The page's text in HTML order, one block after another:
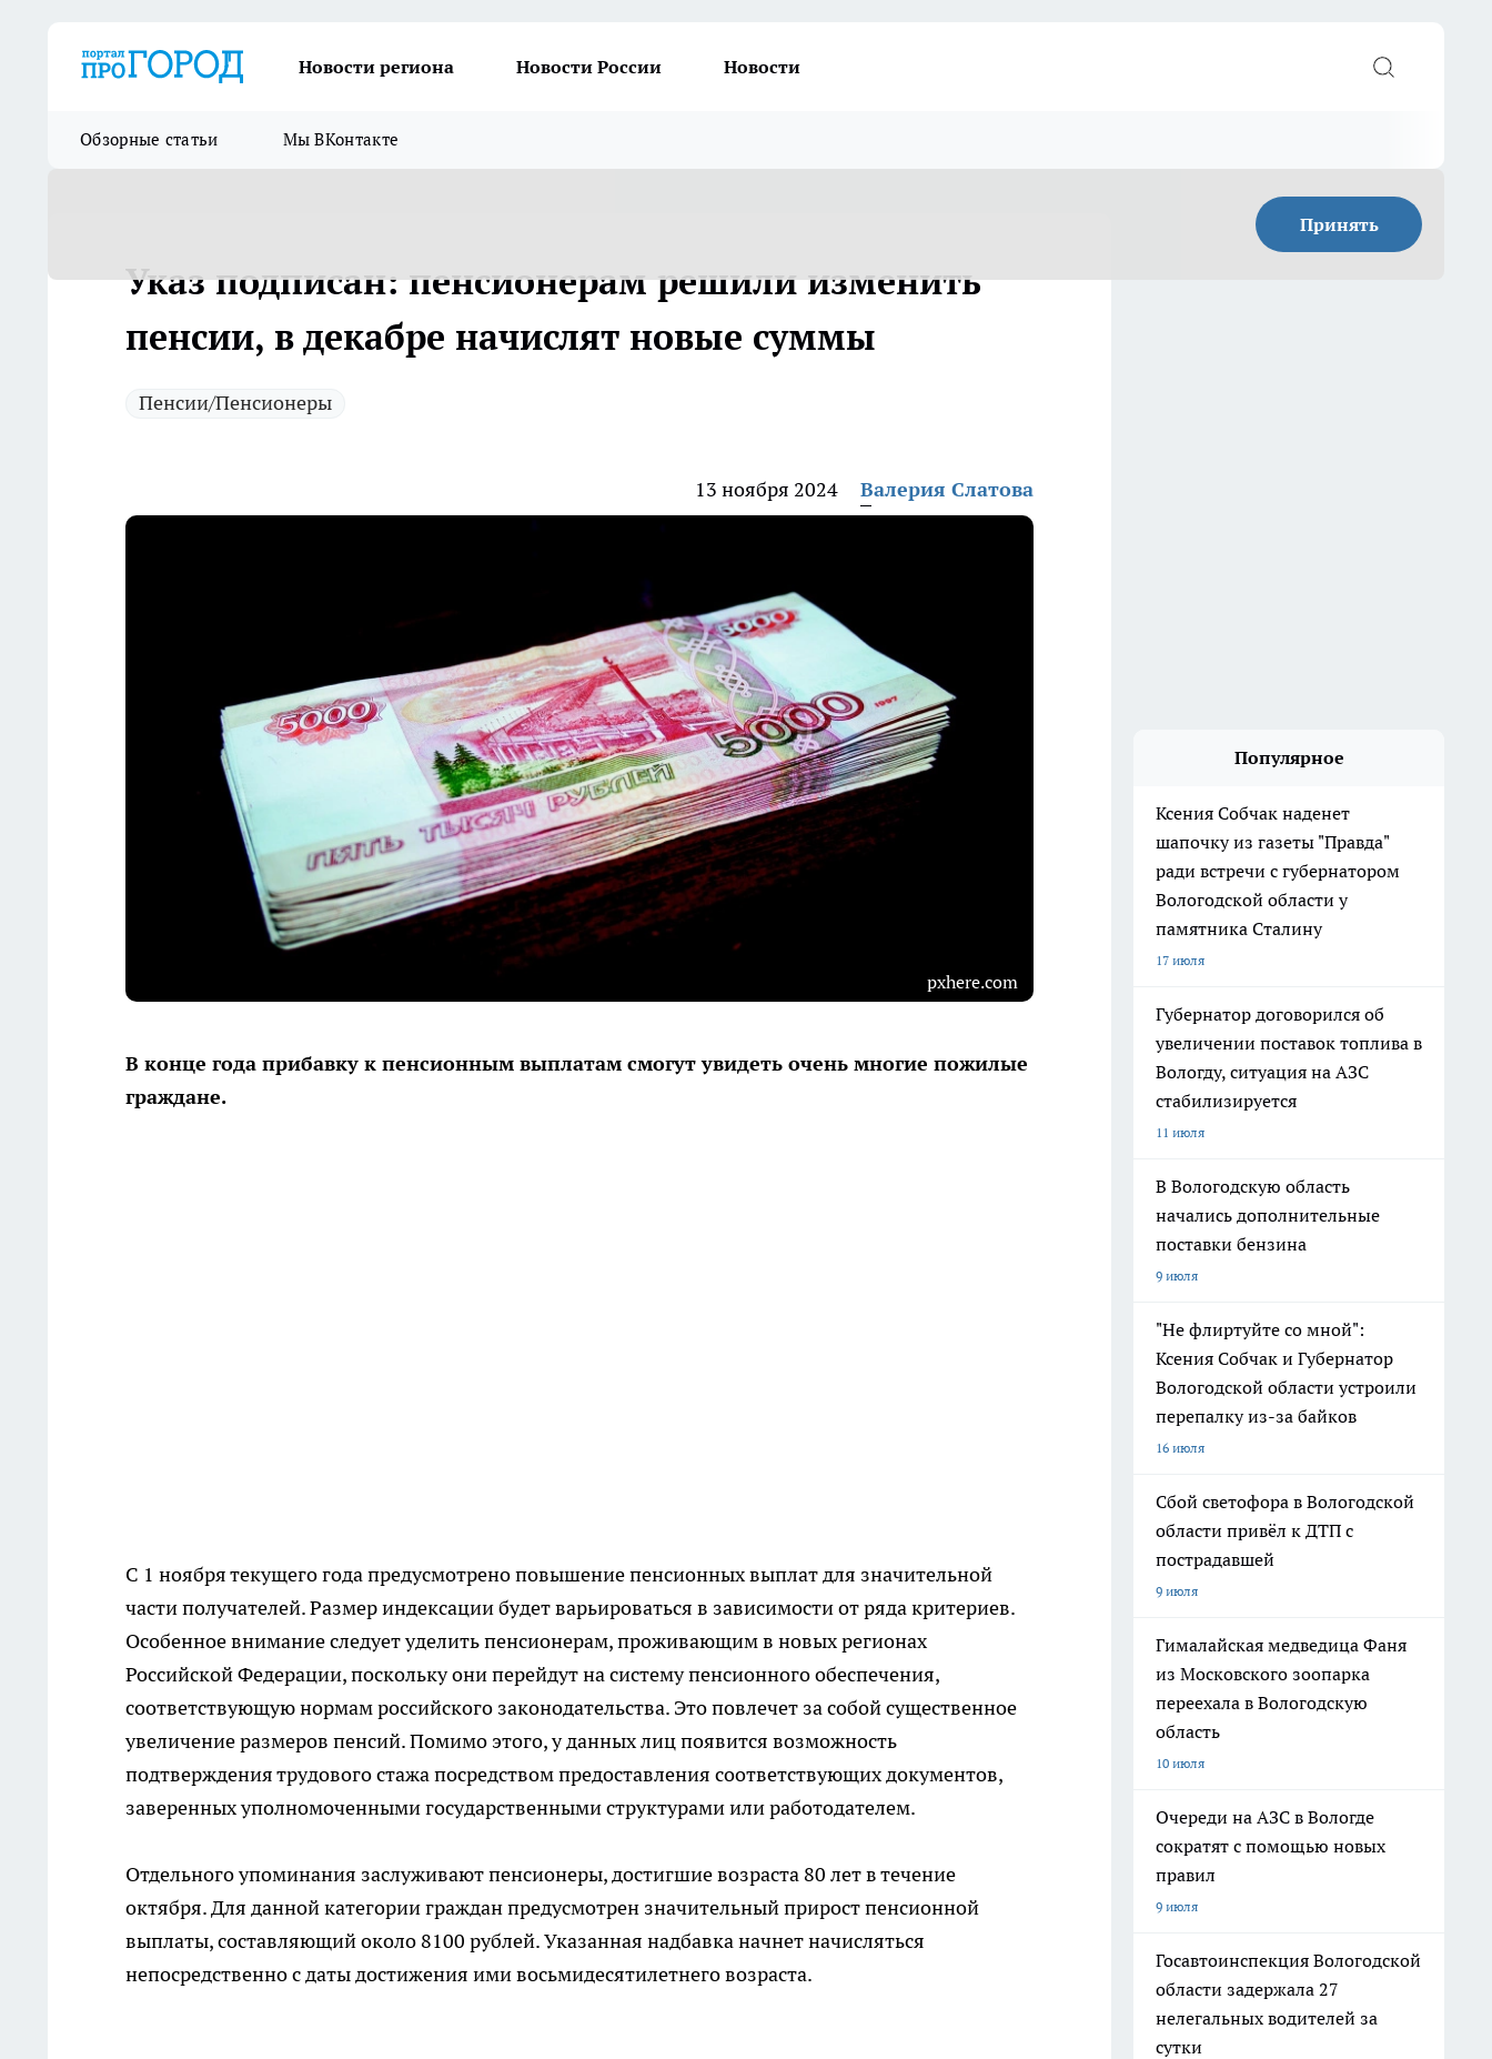
Новости региона Новости России Новости
Обзорные статьи Мы ВКонтакте
Принять
Указ подписан: пенсионерам решили изменить
пенсии, в декабре начислят новые суммы
Пенсии/Пенсионеры
13 ноября 2024 Валерия Слатова
pxhere.com
В конце года прибавку к пенсионным выплатам смогут увидеть очень многие пожилые
граждане.
С 1 ноября текущего года предусмотрено повышение пенсионных выплат для значительной
части получателей. Размер индексации будет варьироваться в зависимости от ряда критериев.
Особенное внимание следует уделить пенсионерам, проживающим в новых регионах
Российской Федерации, поскольку они перейдут на систему пенсионного обеспечения,
соответствующую нормам российского законодательства. Это повлечет за собой существенное
увеличение размеров пенсий. Помимо этого, у данных лиц появится возможность
подтверждения трудового стажа посредством предоставления соответствующих документов,
заверенных уполномоченными государственными структурами или работодателем.
Отдельного упоминания заслуживают пенсионеры, достигшие возраста 80 лет в течение
октября. Для данной категории граждан предусмотрен значительный прирост пенсионной
выплаты, составляющий около 8100 рублей. Указанная надбавка начнет начисляться
непосредственно с даты достижения ими восьмидесятилетнего возраста.
Популярное
Ксения Собчак наденет
шапочку из газеты "Правда"
ради встречи с губернатором
Вологодской области у
памятника Сталину
17 июля
Губернатор договорился об
увеличении поставок топлива в
Вологду, ситуация на АЗС
стабилизируется
11 июля
В Вологодскую область
начались дополнительные
поставки бензина
9 июля
"Не флиртуйте со мной":
Ксения Собчак и Губернатор
Вологодской области устроили
перепалку из-за байков
16 июля
Сбой светофора в Вологодской
области привёл к ДТП с
пострадавшей
9 июля
Гималайская медведица Фаня
из Московского зоопарка
переехала в Вологодскую
область
10 июля
Очереди на АЗС в Вологде
сократят с помощью новых
правил
9 июля
Госавтоинспекция Вологодской
области задержала 27
нелегальных водителей за
сутки